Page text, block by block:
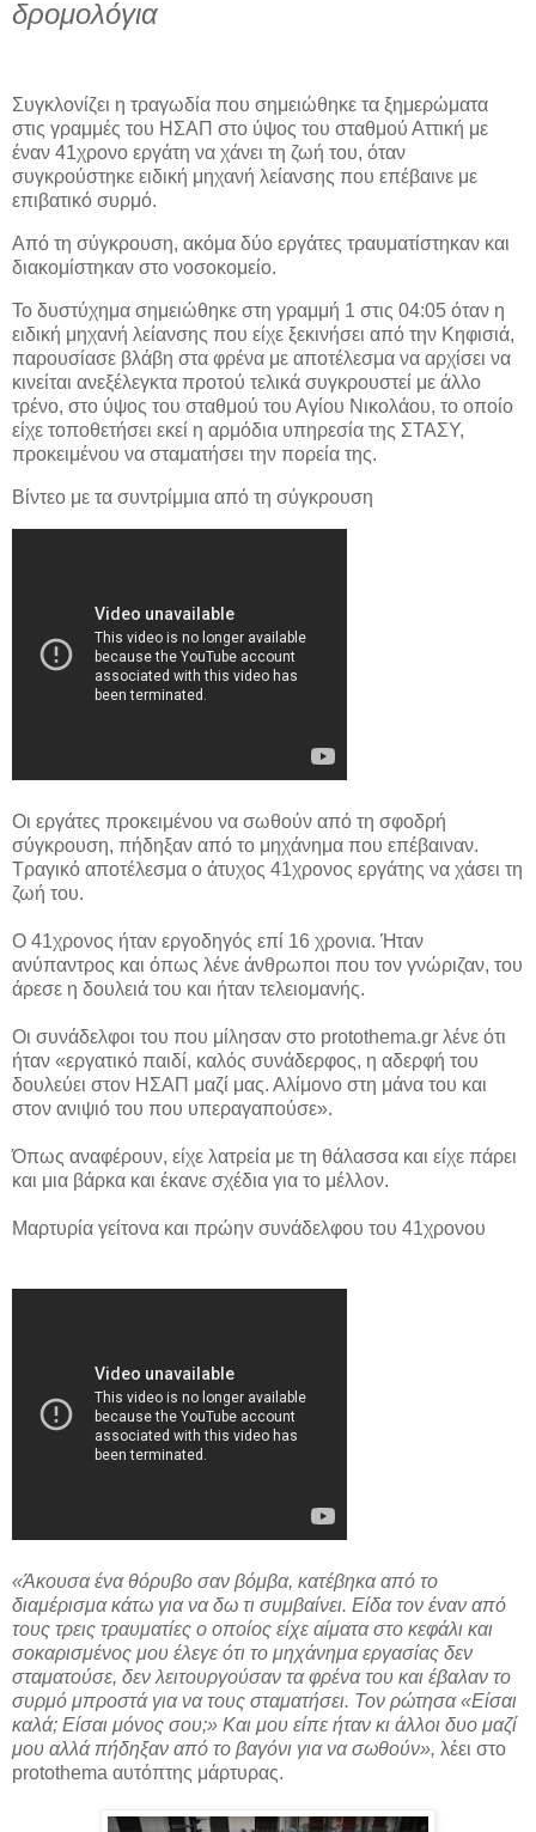
δρομολόγια
Συγκλονίζει η τραγωδία που σημειώθηκε τα ξημερώματα
στις γραμμές του ΗΣΑΠ στο ύψος του σταθμού Αττική με
έναν 41χρονο εργάτη να χάνει τη ζωή του, όταν
συγκρούστηκε ειδική μηχανή λείανσης που επέβαινε με
επιβατικό συρμό.
Από τη σύγκρουση, ακόμα δύο εργάτες τραυματίστηκαν και
διακομίστηκαν στο νοσοκομείο.
Το δυστύχημα σημειώθηκε στη γραμμή 1 στις 04:05 όταν η
ειδική μηχανή λείανσης που είχε ξεκινήσει από την Κηφισιά,
παρουσίασε βλάβη στα φρένα με αποτέλεσμα να αρχίσει να
κινείται ανεξέλεγκτα προτού τελικά συγκρουστεί με άλλο
τρένο, στο ύψος του σταθμού του Αγίου Νικολάου, το οποίο
είχε τοποθετήσει εκεί η αρμόδια υπηρεσία της ΣΤΑΣΥ,
προκειμένου να σταματήσει την πορεία της.
Βίντεο με τα συντρίμμια από τη σύγκρουση
Οι εργάτες προκειμένου να σωθούν από τη σφοδρή
σύγκρουση, πήδηξαν από το μηχάνημα που επέβαιναν.
Τραγικό αποτέλεσμα ο άτυχος 41χρονος εργάτης να χάσει τη
ζωή του.
Ο 41χρονος ήταν εργοδηγός επί 16 χρονια. Ήταν
ανύπαντρος και όπως λένε άνθρωποι που τον γνώριζαν, του
άρεσε η δουλειά του και ήταν τελειομανής.
Οι συνάδελφοι του που μίλησαν στο protothema.gr λένε ότι
ήταν «εργατικό παιδί, καλός συνάδερφος, η αδερφή του
δουλεύει στον ΗΣΑΠ μαζί μας. Αλίμονο στη μάνα του και
στον ανιψιό του που υπεραγαπούσε».
Όπως αναφέρουν, είχε λατρεία με τη θάλασσα και είχε πάρει
και μια βάρκα και έκανε σχέδια για το μέλλον.
Μαρτυρία γείτονα και πρώην συνάδελφου του 41χρονου
«Άκουσα ένα θόρυβο σαν βόμβα, κατέβηκα από το
διαμέρισμα κάτω για να δω τι συμβαίνει. Είδα τον έναν από
τους τρεις τραυματίες ο οποίος είχε αίματα στο κεφάλι και
σοκαρισμένος μου έλεγε ότι το μηχάνημα εργασίας δεν
σταματούσε, δεν λειτουργούσαν τα φρένα του και έβαλαν το
συρμό μπροστά για να τους σταματήσει. Τον ρώτησα «Είσαι
καλά; Είσαι μόνος σου;» Και μου είπε ήταν κι άλλοι δυο μαζί
μου αλλά πήδηξαν από το βαγόνι για να σωθούν», λέει στο
protothema αυτόπτης μάρτυρας.